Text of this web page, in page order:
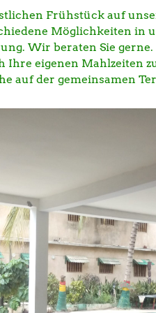
Frühstück auf
Möglichkeiten in
Wir beraten Sie gerne.
Ihre eigenen Mahlzeiten
auf der gemeinsamen